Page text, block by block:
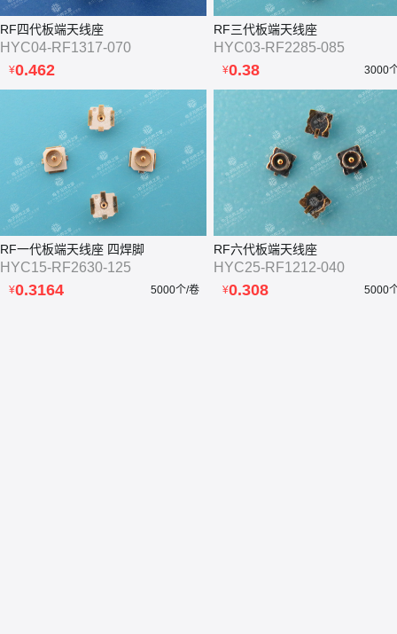
RF四代板端天线座
HYC04-RF1317-070
¥0.462
RF三代板端天线座
HYC03-RF2285-085
¥0.38 3000
RF一代板端天线座 四焊脚
HYC15-RF2630-125
¥0.3164 5000个/卷
RF六代板端天线座
HYC25-RF1212-040
¥0.308 5000